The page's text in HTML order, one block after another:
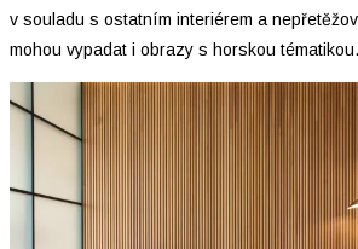
v souladu s ostatním interiérem a
mohou vypadat i obrazy s horskou tématikou.